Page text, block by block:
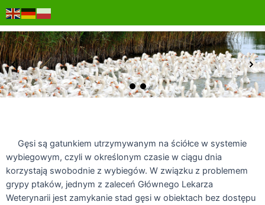
Gęsi są gatunkiem utrzymywanym na ściółce w systemie
wybiegowym, czyli w określonym czasie w ciągu dnia
korzystają swobodnie z wybiegów. W związku z problemem
grypy ptaków, jednym z zaleceń Głównego Lekarza
Weterynarii jest zamykanie stad gęsi w obiektach bez dostępu